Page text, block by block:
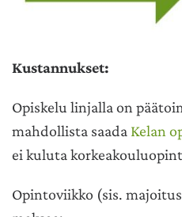
Kustannukset:
Opiskelu linjalla on
mahdollista saada Kelan
ei kuluta
Opintoviikko (sis.